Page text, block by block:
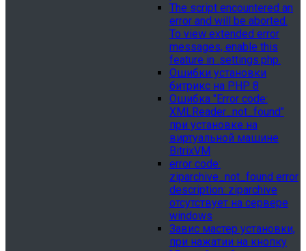
The script encountered an
error and will be aborted.
To view extended error
messages, enable this
feature in .settings.php.
Ошибки установки
битрикс на PHP 8
Ошибка "Error сode:
XMLReader_not_found"
при установке на
виртуальной машине
BitrixVM
error сode:
ziparchive_not_found error
description: ziparchive
отсутствует на сервере
windows
Завис мастер установки,
при нажатии на кнопку